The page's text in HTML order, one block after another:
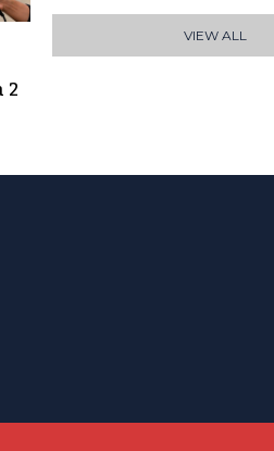
2
VIEW ALL